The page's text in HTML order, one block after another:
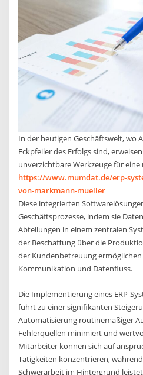
In der heutigen Geschäftswelt, wo
Eckpfeiler des Erfolgs sind,
unverzichtbare Werkzeuge für
https://www.mumdat.de/erp-
von-markmann-mueller
Diese integrierten
Geschäftsprozesse, indem sie
Abteilungen in einem zentralen
der Beschaffung über die
der Kundenbetreuung ermöglichen
Kommunikation und Datenfluss.
Die Implementierung eines ERP-
führt zu einer signifikanten
Automatisierung routinemäßiger
Fehlerquellen minimiert und
Mitarbeiter können sich auf
Tätigkeiten konzentrieren, während
Schwerarbeit im Hintergrund